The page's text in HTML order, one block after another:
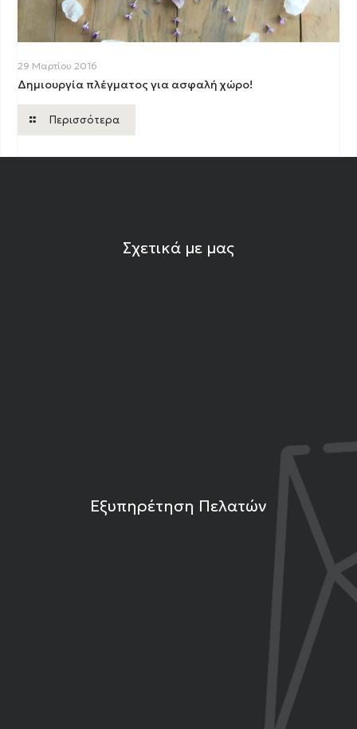
29 Μαρτίου 2016
Δημιουργία πλέγματος για ασφαλή χώρο!
Περισσότερα
Σχετικά με μας
Εξυπηρέτηση Πελατών